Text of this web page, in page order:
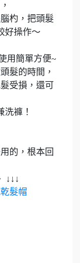
杓，把頭髮
好操作～
用簡單方便~
髮的時間，
受損，還可
褲！
的，根本回
↓​​​​​​​↓​​​​​​​↓
髮帽